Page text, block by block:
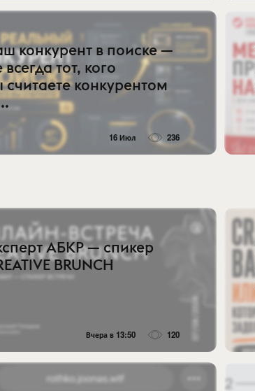
конкурент в поиске —
всегда тот, кого
считаете конкурентом
16 Июл 236
АБКР — спикер
BRUNCH
Вчера в 13:50 120